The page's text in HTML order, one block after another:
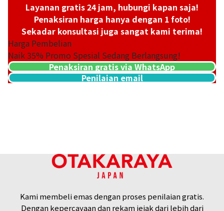
Layanan gratis 24 jam, hubungi kapan saja!
Penaksiran harga hanya dengan 1 foto!
Sekadar konsultasi juga sangat kami terima!
Harga Pembelian
Naik35% Promo Spesial Sedang Berlangsung!
Penaksiran gratis via WhatsApp
Penilaian email
Kami membeli emas dengan proses penilaian gratis.
Dengan kepercayaan dan rekam jejak dari lebih dari